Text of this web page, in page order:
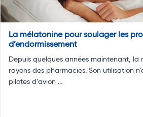
La mélatonine pour soulager les
d’endormissement
Depuis quelques années maintenant, la
rayons des pharmacies. Son utilisation
pilotes d’avion ...